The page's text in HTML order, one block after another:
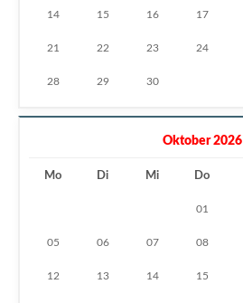
14 15 16 17
21 22 23 24
28 29 30
Oktober 2026
Mo Di Mi Do
01
05 06 07 08
12 13 14 15